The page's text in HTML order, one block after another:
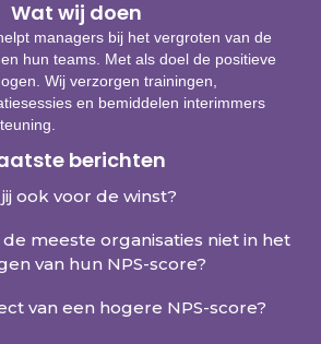
Wat wij doen
managers bij het vergroten van de
hun teams. Met als doel de positieve
Wij verzorgen trainingen,
en bemiddelen interimmers
berichten
jij ook voor de winst?
meeste organisaties niet in het
van hun NPS-score?
van een hogere NPS-score?